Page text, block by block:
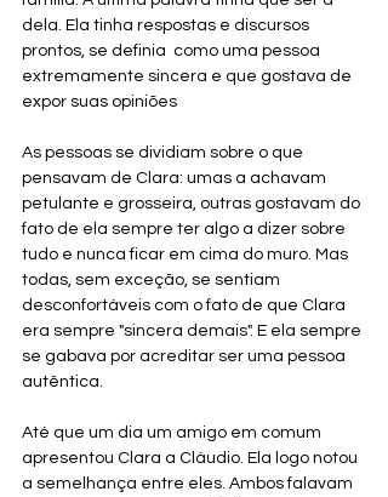
dela. Ela tinha respostas e discursos
prontos, se definia  como uma pessoa
extremamente sincera e que gostava de
expor suas opiniões
As pessoas se dividiam sobre o que
pensavam de Clara: umas a achavam
petulante e grosseira, outras gostavam do
fato de ela sempre ter algo a dizer sobre
tudo e nunca ficar em cima do muro. Mas
todas, sem exceção, se sentiam
desconfortáveis com o fato de que Clara
era sempre "sincera demais". E ela sempre
se gabava por acreditar ser uma pessoa
autêntica.
Até que um dia um amigo em comum
apresentou Clara a Cláudio. Ela logo notou
a semelhança entre eles. Ambos falavam